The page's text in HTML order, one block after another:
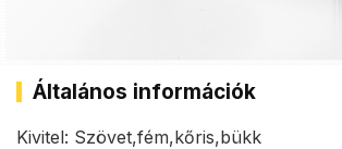
Általános információk
Kivitel: Szövet,fém,kőris,bükk